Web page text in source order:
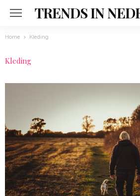
TRENDS IN
Home Kleding
Kleding